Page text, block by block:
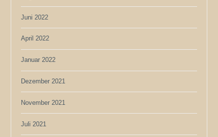
Juni 2022
April 2022
Januar 2022
Dezember 2021
November 2021
Juli 2021